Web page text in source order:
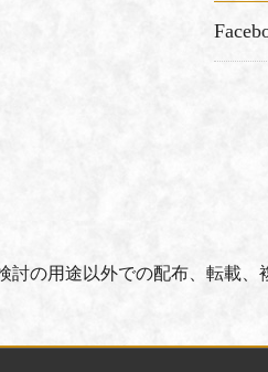
の用途以外での配布、転載、